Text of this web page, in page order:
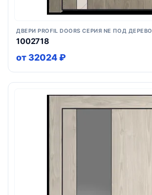
ДВЕРИ PROFIL DOORS СЕРИЯ NE ПОД ДЕРЕВО
1002718
от 32024 ₽